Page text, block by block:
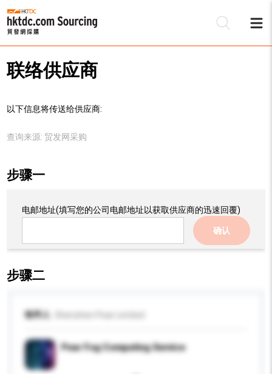
联络供应商
以下信息将传送给供应商:
查询来源: 贸发网采购
步骤一
电邮地址(填写您的公司电邮地址以获取供应商的迅速回覆)
确认
步骤二
收件人
Pear Fog Computing Service